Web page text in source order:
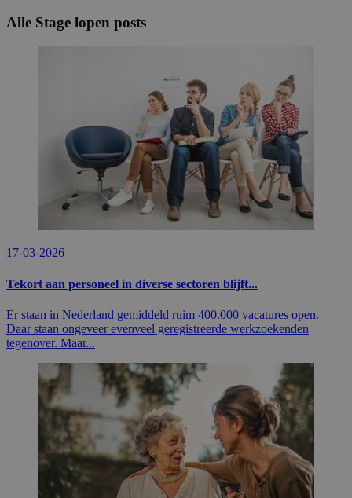
Alle Stage lopen posts
17-03-2026
Tekort aan personeel in diverse sectoren blijft...
Er staan in Nederland gemiddeld ruim 400.000 vacatures open.
Daar staan ongeveer evenveel geregistreerde werkzoekenden
tegenover. Maar...